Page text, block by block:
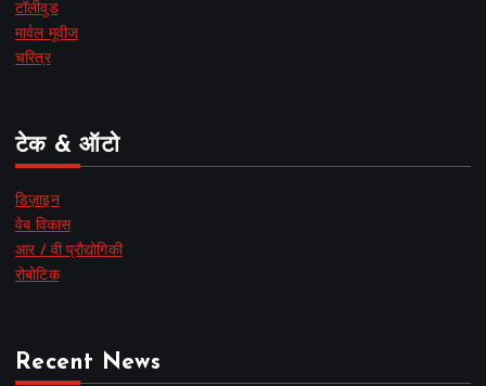
टॉलीवुड
मार्वल मूवीज
चरित्र
टेक & ऑटो
डिज़ाइन
वेब विकास
आर / वी प्रौद्योगिकी
रोबोटिक
Recent News